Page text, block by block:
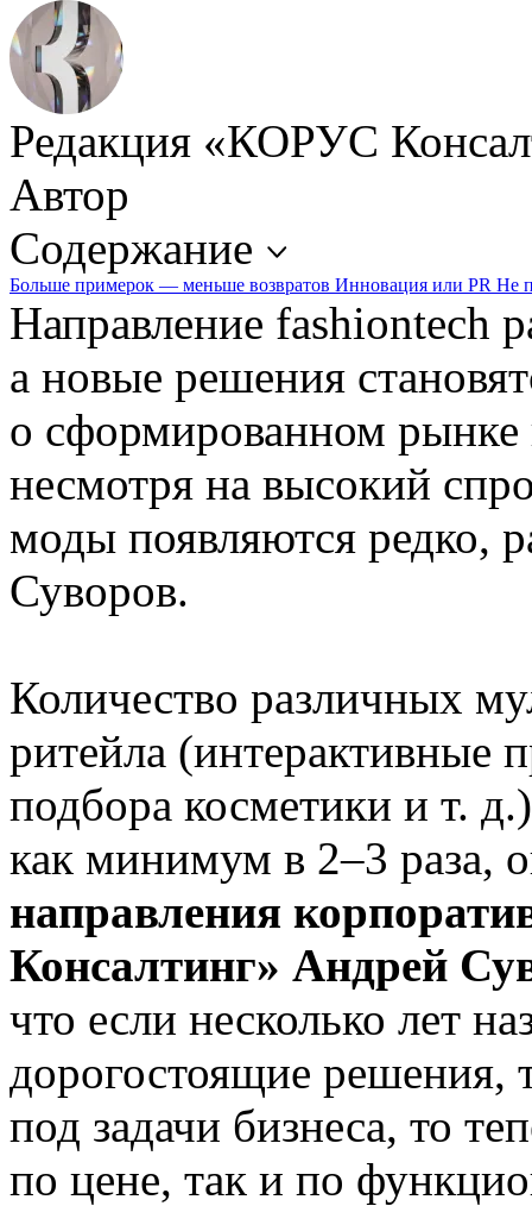
Редакция «КОРУС
Автор
Содержание
Больше примерок — меньше возвратов Инновация или PR Не
Направление fashiontech
а новые решения
о сформированном
несмотря на высокий
моды появляются редко,
Суворов.
Количество различных
ритейла (интерактивные
подбора косметики и т.
как минимум в 2–3 раза,
направления
Консалтинг» Андрей
что если несколько лет
дорогостоящие решения,
под задачи бизнеса, то
по цене, так и по